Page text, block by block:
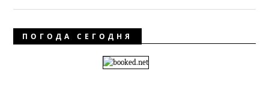
ПОГОДА СЕГОДНЯ